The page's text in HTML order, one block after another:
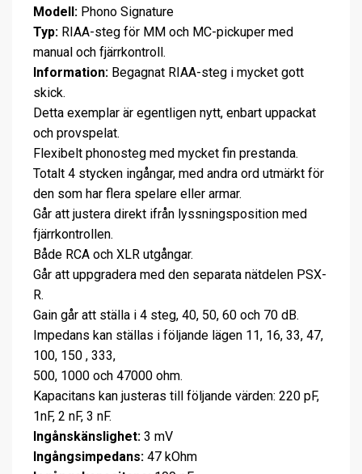
Modell: Phono Signature
Typ: RIAA-steg för MM och MC-pickuper med
manual och fjärrkontroll.
Information: Begagnat RIAA-steg i mycket gott
skick.
Detta exemplar är egentligen nytt, enbart uppackat
och provspelat.
Flexibelt phonosteg med mycket fin prestanda.
Totalt 4 stycken ingångar, med andra ord utmärkt för
den som har flera spelare eller armar.
Går att justera direkt ifrån lyssningsposition med
fjärrkontrollen.
Både RCA och XLR utgångar.
Går att uppgradera med den separata nätdelen PSX-
R.
Gain går att ställa i 4 steg, 40, 50, 60 och 70 dB.
Impedans kan ställas i följande lägen 11, 16, 33, 47,
100, 150 , 333,
500, 1000 och 47000 ohm.
Kapacitans kan justeras till följande värden: 220 pF,
1nF, 2 nF, 3 nF.
Ingånskänslighet: 3 mV
Ingångsimpedans: 47 kOhm